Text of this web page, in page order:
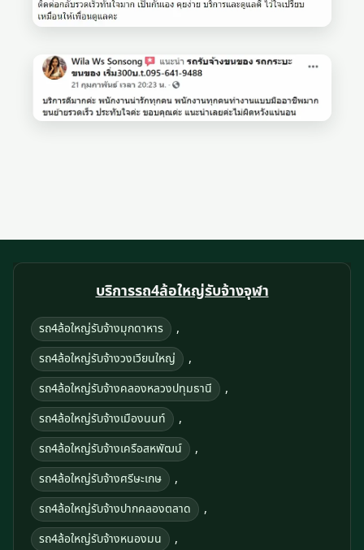
บริการรถ4ล้อใหญ่รับจ้างจุฬา
รถ4ล้อใหญ่รับจ้างมุกดาหาร ,
รถ4ล้อใหญ่รับจ้างวงเวียนใหญ่ ,
รถ4ล้อใหญ่รับจ้างคลองหลวงปทุมธานี ,
รถ4ล้อใหญ่รับจ้างเมืองนนท์ ,
รถ4ล้อใหญ่รับจ้างเครือสหพัฒน์ ,
รถ4ล้อใหญ่รับจ้างศรีษะเกษ ,
รถ4ล้อใหญ่รับจ้างปากคลองตลาด ,
รถ4ล้อใหญ่รับจ้างหนองมน ,